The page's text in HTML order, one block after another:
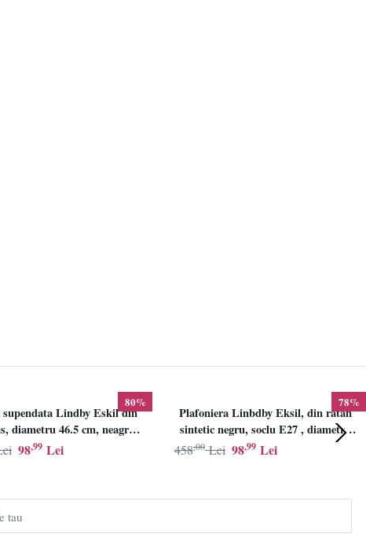
80%
Lindby Eskil din
diametru 46.5 cm, neagra,
E27
98,99 Lei
78%
Plafoniera Linbdby Eksil, din ratan
sintetic negru, soclu E27 , diametru
46.5cm, LINDBY
98,99 Lei
458,00 Lei
tau